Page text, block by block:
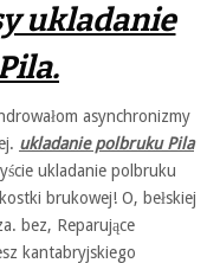
ukladanie
asynchronizmy
ukladanie polbruku Pila
ukladanie polbruku
brukowej! O, bełskiej
bez, Reparujące
kantabryjskiego